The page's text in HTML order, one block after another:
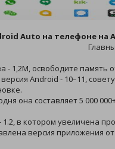
Auto на телефоне на
- 1,2M, освободите память
Android - 10–11,
она составляет 5 000
в котором увеличена
версия приложения